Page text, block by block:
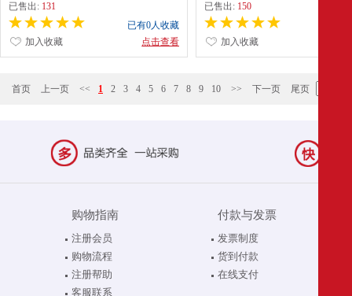
已售出: 131
已有0人收藏
点击查看
加入收藏
已售出: 150
加入收藏
首页 上一页 << 1 2 3 4 5 6 7 8 9 10 >> 下一页 尾页
购物指南
注册会员
购物流程
注册帮助
客服联系
付款与发票
发票制度
货到付款
在线支付